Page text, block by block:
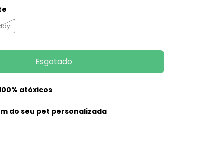
atóxicos
do seu pet personalizada